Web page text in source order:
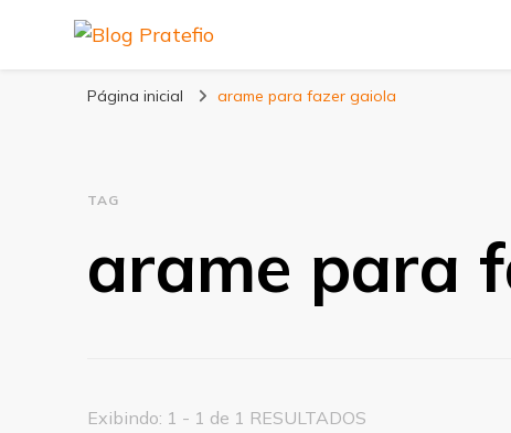
Blog Pratefio
Página inicial arame para fazer gaiola
TAG
arame para
Exibindo: 1 - 1 de 1 RESULTADOS